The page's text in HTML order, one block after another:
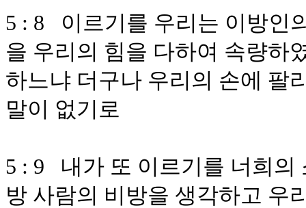
5 : 8 이르기를 우리는 이방인
을 우리의 힘을 다하여 속량하
하느냐 더구나 우리의 손에 팔
말이 없기로
5 : 9 내가 또 이르기를 너희의
방 사람의 비방을 생각하고 우